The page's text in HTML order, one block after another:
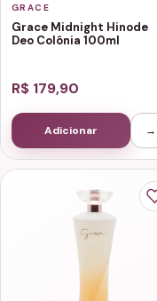
GRACE
Grace Midnight Hinode
Deo Colônia 100ml
R$ 179,90
Adicionar →